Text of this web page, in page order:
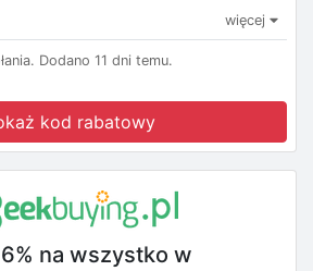
więcej
Dodano 11 dni temu.
kod rabatowy
na wszystko w